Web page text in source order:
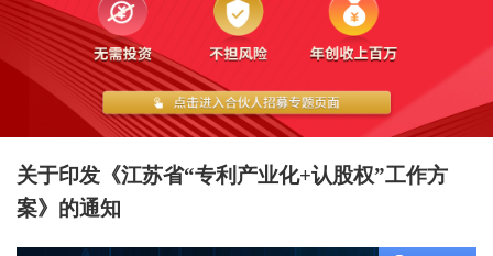
关于印发《江苏省“专利产业化+认股权”工作方
案》的通知